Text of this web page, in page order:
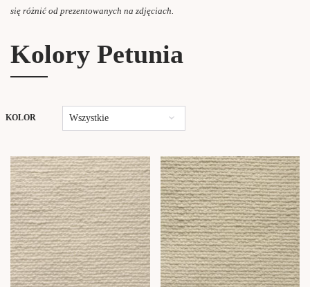
się różnić od prezentowanych na zdjęciach.
Kolory Petunia
KOLOR Wszystkie